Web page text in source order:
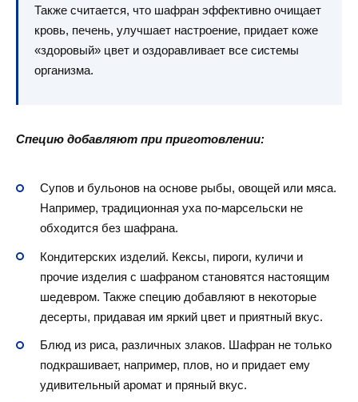
Также считается, что шафран эффективно очищает
кровь, печень, улучшает настроение, придает коже
«здоровый» цвет и оздоравливает все системы
организма.
Специю добавляют при приготовлении:
Супов и бульонов на основе рыбы, овощей или мяса.
Например, традиционная уха по-марсельски не
обходится без шафрана.
Кондитерских изделий. Кексы, пироги, куличи и
прочие изделия с шафраном становятся настоящим
шедевром. Также специю добавляют в некоторые
десерты, придавая им яркий цвет и приятный вкус.
Блюд из риса, различных злаков. Шафран не только
подкрашивает, например, плов, но и придает ему
удивительный аромат и пряный вкус.